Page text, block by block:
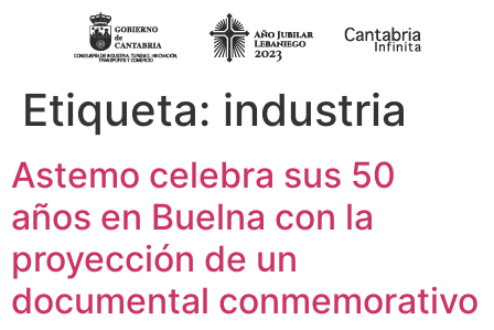
Etiqueta: industria
Astemo celebra sus 50
años en Buelna con la
proyección de un
documental conmemorativo